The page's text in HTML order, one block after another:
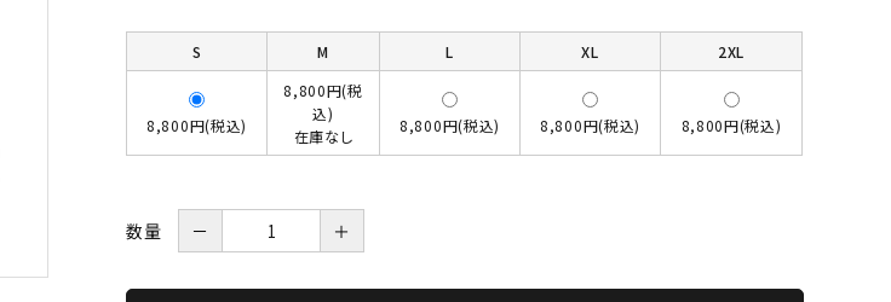
S M L XL 2XL
8,800円(税込)
8,800円(税
込)
在庫なし
8,800円(税込) 8,800円(税込) 8,800円(税込)
数量 － ＋